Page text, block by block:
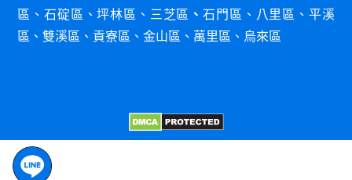
區 、石碇區 、坪林區 、 三芝區 、石門 區 、 八里區 、 平溪
區 、雙溪區 、 貢寮區 、金山區 、 萬里區 、 烏來區